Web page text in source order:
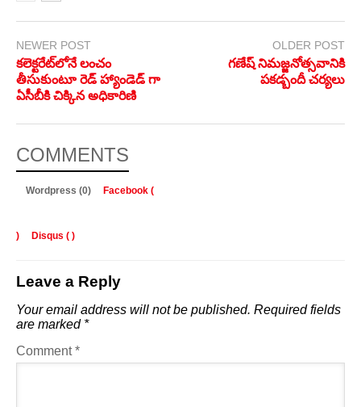
NEWER POST
కలెక్టరేట్‎లోనే లంచం
తీసుకుంటూ రెడ్ హ్యాండెడ్ గా
ఏసీబీకి చిక్కిన అధికారిణి
OLDER POST
గణేష్ నిమజ్జనోత్సవానికి
పకడ్బందీ చర్యలు
COMMENTS
Wordpress (0) Facebook (
) Disqus ( )
Leave a Reply
Your email address will not be published. Required fields
are marked *
Comment*